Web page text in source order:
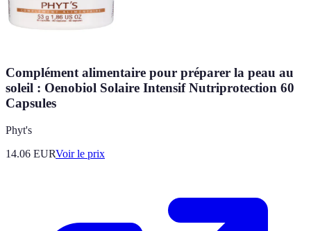
Complément alimentaire pour préparer la peau au
soleil : Oenobiol Solaire Intensif Nutriprotection 60
Capsules
Phyt's
14.06 EURVoir le prix